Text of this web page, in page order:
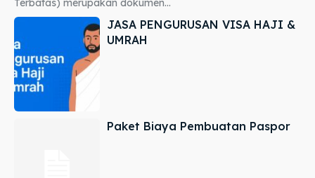
Terbatas) merupakan dokumen...
JASA PENGURUSAN VISA HAJI &
UMRAH
Paket Biaya Pembuatan Paspor